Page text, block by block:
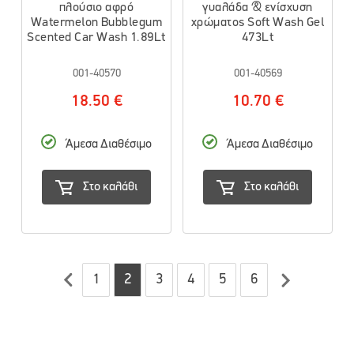
πλούσιο αφρό
Watermelon Bubblegum
Scented Car Wash 1.89Lt
001-40570
18.50 €
Άμεσα Διαθέσιμο
Στο καλάθι
γυαλάδα & ενίσχυση
χρώματος Soft Wash Gel
473Lt
001-40569
10.70 €
Άμεσα Διαθέσιμο
Στο καλάθι
1 2 3 4 5 6